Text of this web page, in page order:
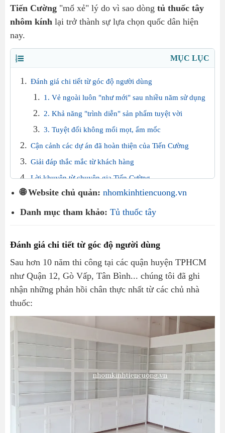
Tiến Cường "mổ xẻ" lý do vì sao dòng tủ thuốc tây
nhôm kính lại trở thành sự lựa chọn quốc dân hiện
nay.
MỤC LỤC
Đánh giá chi tiết từ góc độ người dùng
1. Vẻ ngoài luôn "như mới" sau nhiều năm sử dụng
2. Khả năng "trình diễn" sản phẩm tuyệt vời
3. Tuyệt đối không mối mọt, ẩm mốc
Cận cảnh các dự án đã hoàn thiện của Tiến Cường
Giải đáp thắc mắc từ khách hàng
Lời khuyên từ chuyên gia Tiến Cường
🌐 Website chủ quản: nhomkinhtiencuong.vn
Danh mục tham khảo: Tủ thuốc tây
Đánh giá chi tiết từ góc độ người dùng
Sau hơn 10 năm thi công tại các quận huyện TPHCM
như Quận 12, Gò Vấp, Tân Bình... chúng tôi đã ghi
nhận những phản hồi chân thực nhất từ các chủ nhà
thuốc: